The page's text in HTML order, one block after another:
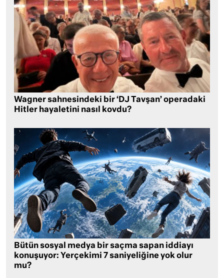
Wagner sahnesindeki bir ‘DJ Tavşan’ operadaki
Hitler hayaletini nasıl kovdu?
Bütün sosyal medya bir saçma sapan iddiayı
konuşuyor: Yerçekimi 7 saniyeliğine yok olur
mu?